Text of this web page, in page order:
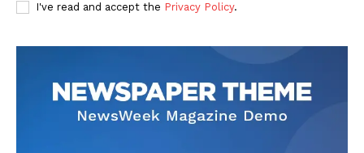
I've read and accept the Privacy Policy.